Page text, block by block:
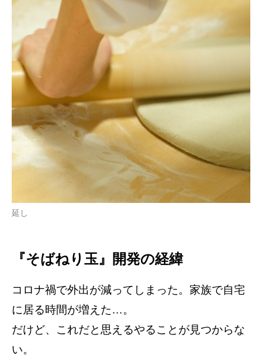
延し
『そばねり⽟』開発の経緯
コロナ禍で外出が減ってしまった。家族で⾃宅
に居る時間が増えた…。
だけど、これだと思えるやることが⾒つからな
い。